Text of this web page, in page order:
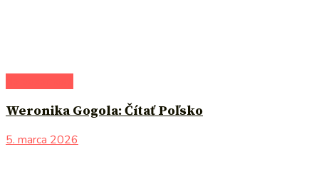
Weronika Gogola: Čítať Poľsko
5. marca 2026